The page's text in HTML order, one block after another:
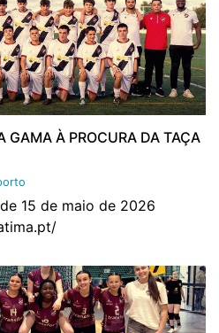
GAMA À PROCURA DA TAÇA
15 de maio de 2026